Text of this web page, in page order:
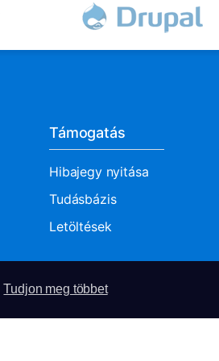
Tudjon meg többet
Támogatás
Hibajegy nyitása
Tudásbázis
Letöltések